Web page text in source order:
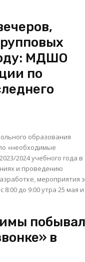
МДШО
по
образования
«необходимые
2024 учебного года в
и проведению
до 9:00 утра 25 мая и
в